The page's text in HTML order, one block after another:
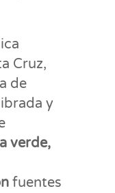
Cruz,
de
y
verde,
fuentes